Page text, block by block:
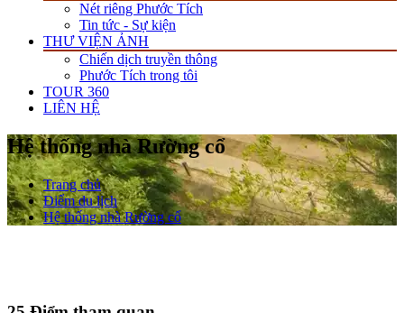
Nét riêng Phước Tích
Tin tức - Sự kiện
THƯ VIỆN ẢNH
Chiến dịch truyền thông
Phước Tích trong tôi
TOUR 360
LIÊN HỆ
Hệ thống nhà Rường cổ
Trang chủ
Điểm du lịch
Hệ thống nhà Rường cổ